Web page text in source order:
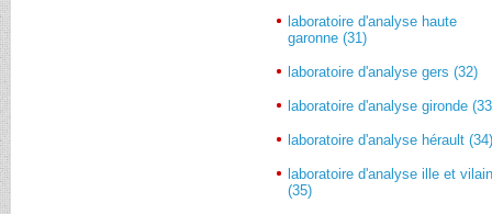
laboratoire d'analyse haute
garonne (31)
laboratoire d'analyse gers (32)
laboratoire d'analyse gironde
laboratoire d'analyse hérault
laboratoire d'analyse ille et
(35)